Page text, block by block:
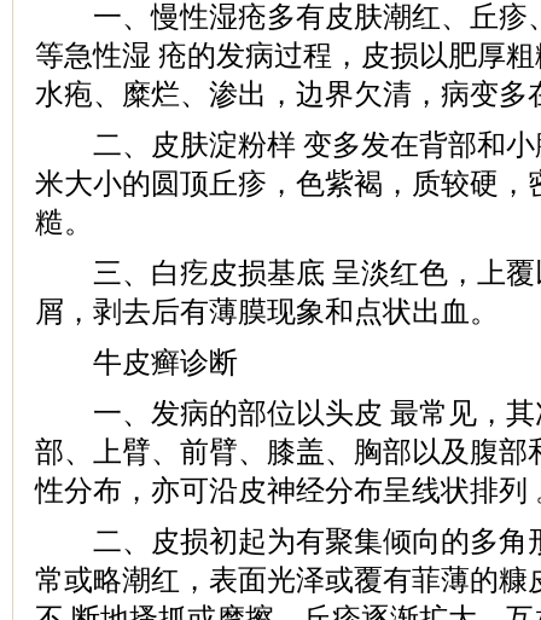
一、慢性湿疮多有皮肤潮红、丘疹
等急性湿 疮的发病过程，皮损以肥厚
水疱、糜烂、渗出，边界欠清，病变多
二、皮肤淀粉样 变多发在背部和小
米大小的圆顶丘疹，色紫褐，质较硬，
糙。
三、白疙皮损基底 呈淡红色，上覆
屑，剥去后有薄膜现象和点状出血。
牛皮癣诊断
一、发病的部位以头皮 最常见，其
部、上臂、前臂、膝盖、胸部以及腹部
性分布，亦可沿皮神经分布呈线状排列
二、皮损初起为有聚集倾向的多角
常或略潮红，表面光泽或覆有菲薄的糠